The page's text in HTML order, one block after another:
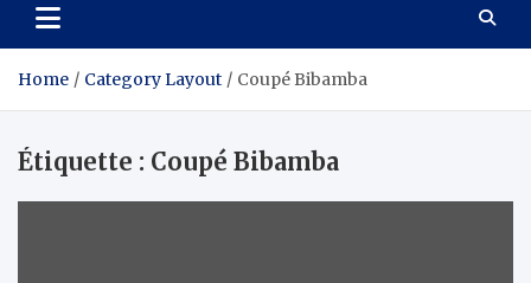
Home Category Layout Coupé Bibamba
Étiquette : Coupé Bibamba